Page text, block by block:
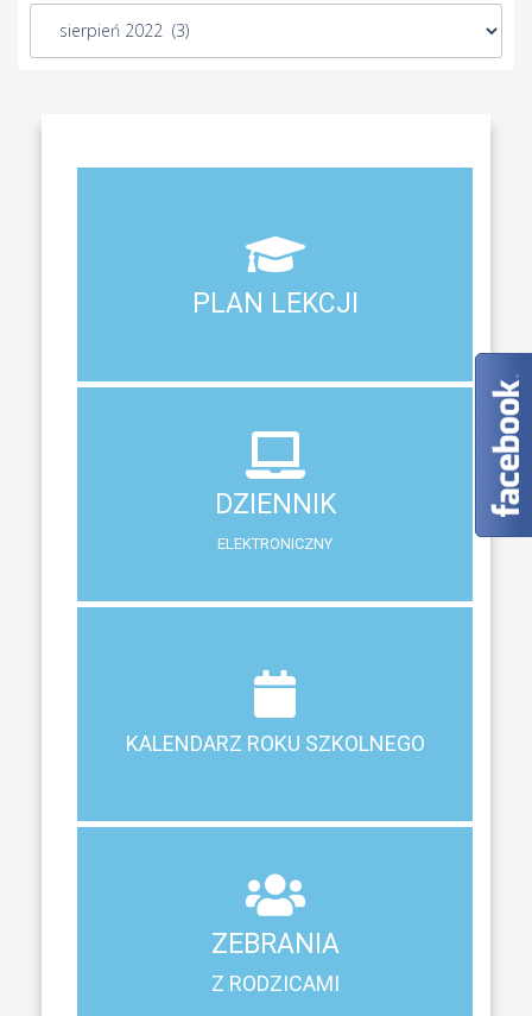
PLAN LEKCJI
PLAN LEKCJI
DZIENNIK
ELEKTRONICZNY
DZIENNIK
ELEKTRONICZNY
System zewnętrzny do śledzenia postępów w nauce
KALENDARZ ROKU SZKOLNEGO
KALENDARZ ROKU SZKOLNEGO
Terminy ferii, matur, zebrań i klasyfikacji
ZEBRANIA
Z RODZICAMI
Z RODZICAMI
Harmonogram spotkań i konsultacji z rodzicami